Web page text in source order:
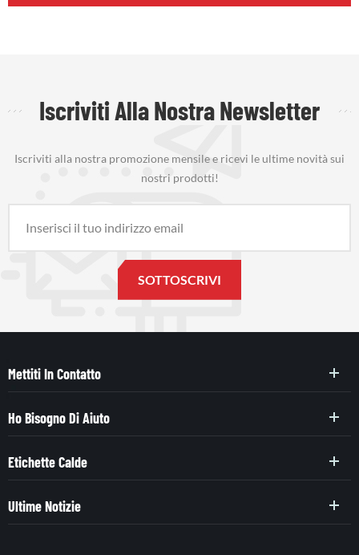
Iscriviti Alla Nostra Newsletter
Iscriviti alla nostra promozione mensile e ricevi le ultime novità sui
nostri prodotti!
Mettiti In Contatto
Ho Bisogno Di Aiuto
Etichette Calde
Ultime Notizie